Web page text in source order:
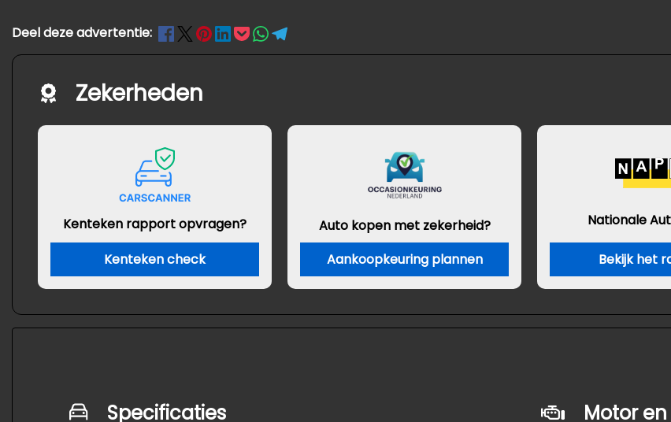
Deel deze advertentie:
Zekerheden
Kenteken rapport opvragen?
Kenteken check
Auto kopen met zekerheid?
Aankoopkeuring plannen
Nationale
Bekijk het
Specificaties Motor